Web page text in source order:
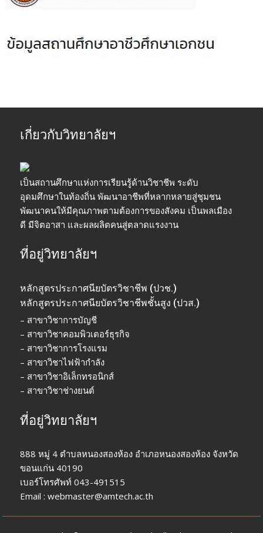
เกี่ยวกับวิทยาลัยฯ
เป็นสถานศึกษาแห่งการเรียนรู้ด้านวิชาชีพ ระดับ
อุดมศึกษาในท้องถิ่น พัฒนาอาชีพที่หลากหลายสู่ชุมชน
พัฒนาคนให้มีคุณภาพตามต้องการของสังคม เป็นพลเมือง
ดี มีจิตอาสา และผลผลิตคนสู่ตลาดแรงงาน
ที่อยู่วิทยาลัยฯ
หลักสูตรประกาศนียบัตรวิชาชีพ (ปวช.)
หลักสูตรประกาศนียบัตรวิชาชีพชั้นสูง (ปวส.)
– สาขาวิชาการบัญชี
– สาขาวิชาคอมพิวเตอร์ธุรกิจ
– สาขาวิชาการโรงแรม
– สาขาวิชาไฟฟ้ากำลัง
– สาขาวิชาอิเล็กทรอนิกส์
– สาขาวิชาช่างยนต์
ที่อยู่วิทยาลัยฯ
888 หมู่ 4 ตำบลหนองสองห้อง อำเภอหนองสองห้อง จังหวัด
ขอนแก่น 40190
เบอร์โทรศัพท์ 043-491515
Email : webmaster@amtech.ac.th